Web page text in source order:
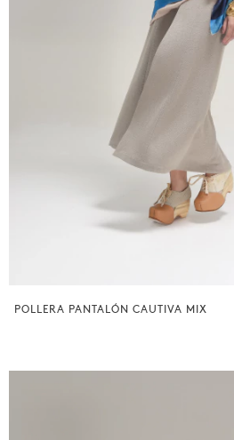
POLLERA PANTALÓN CAUTIVA MIX